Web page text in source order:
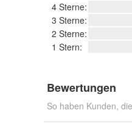
4 Sterne:
3 Sterne:
2 Sterne:
1 Stern:
Bewertungen
So haben Kunden,